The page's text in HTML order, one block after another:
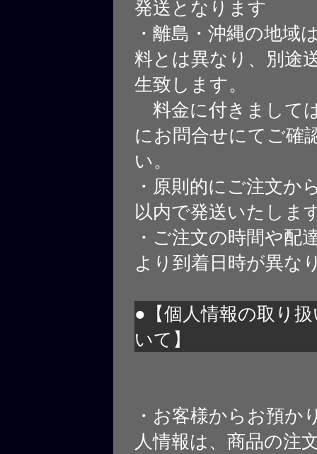
発送となります
・離島・沖縄の地域
料とは異なり、別途
生致します。
料金に付きまして
にお問合せにてご確
い。
・原則的にご注文か
以内で発送いたしま
・ご注文の時間や配
より到着日時が異な
●【個人情報の取り
いて】
・お客様からお預か
人情報は、商品の注